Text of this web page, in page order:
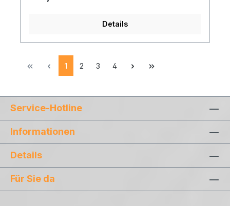
Details
Seite
1 Seite
2 Seite
3 Seite
4
Service-Hotline
Informationen
Details
Für Sie da